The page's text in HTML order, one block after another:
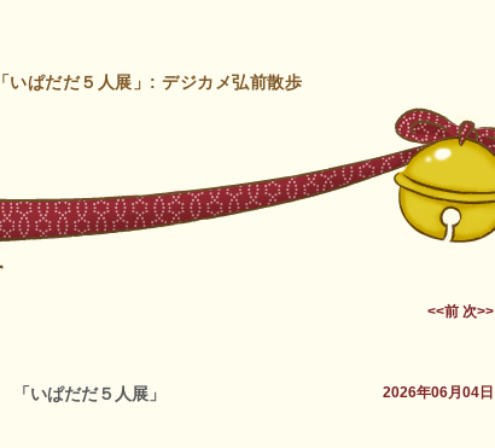
「いぱだだ５人展」: デジカメ弘前散歩
<<前 次>>
「いぱだだ５人展」
2026年06月04日